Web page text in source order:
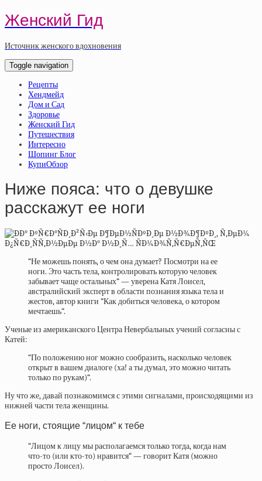
Женский Гид
Источник женского вдохновения
Toggle navigation
Рецепты
Хендмейд
Дом и Сад
Здоровье
Женский Гид
Путешествия
Интересно
Шопинг Блог
КупиОбзор
Ниже пояса: что о девушке
расскажут ее ноги
“Не можешь понять, о чем она думает? Посмотри на ее
ноги. Это часть тела, контролировать которую человек
забывает чаще остальных“ — уверена Катя Лоисел,
австралийский эксперт в области познания языка тела и
жестов, автор книги “Как добиться человека, о котором
мечтаешь“.
Ученые из американского Центра Невербальных учений согласны с
Катей:
“По положению ног можно сообразить, насколько человек
открыт в вашем диалоге (ха! а ты думал, это можно читать
только по рукам)“.
Ну что же, давай познакомимся с этими сигналами, происходящими из
нижней части тела женщины.
Ее ноги, стоящие “лицом“ к тебе
“Лицом к лицу мы располагаемся только тогда, когда нам
что-то (или кто-то) нравится“ — говорит Катя (можно
просто Лоисел).